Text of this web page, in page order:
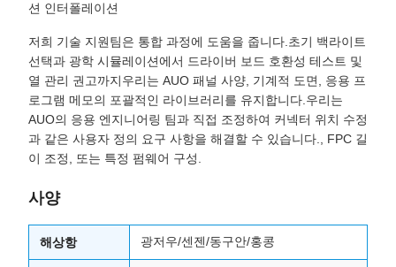
션 인터폴레이션
저희 기술 지원팀은 통합 과정에 도움을 줍니다.초기 백라이트
선택과 광학 시뮬레이션에서 드라이버 보드 호환성 테스트 및
열 관리 권고까지우리는 AUO 패널 사양, 기계적 도면, 응용 프
로그램 메모의 포괄적인 라이브러리를 유지합니다.우리는
AUO의 응용 엔지니어링 팀과 직접 조정하여 커넥터 위치 수정
과 같은 사용자 정의 요구 사항을 해결할 수 있습니다., FPC 길
이 조정, 또는 특정 펌웨어 구성.
사양
해상항 광저우/센젠/동구안/홍콩